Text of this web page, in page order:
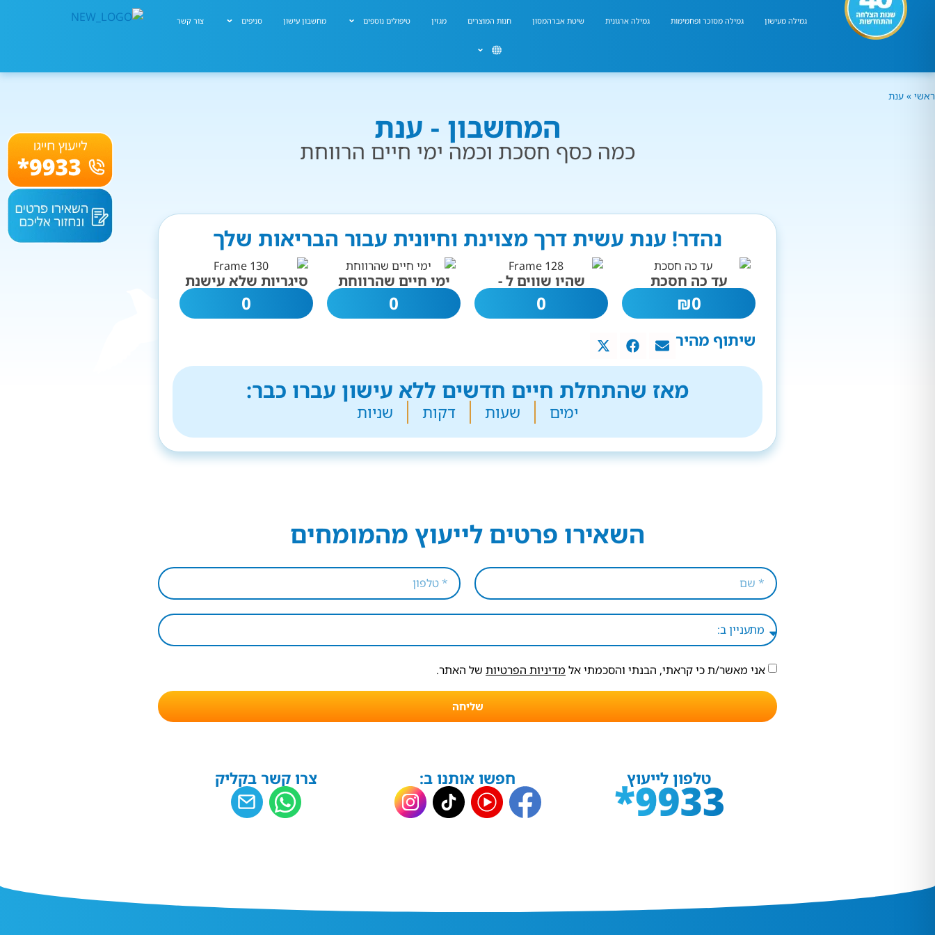
גמילה מעישון גמילה מסוכר ופחמימות גמילה ארגונית שיטת אברהמסון חנות המוצרים מגזין טיפולים נוספים מחשבון עישון סניפים צור קשר
ראשי » ענת
המחשבון - ענת
כמה כסף חסכת וכמה ימי חיים הרווחת
נהדר! ענת עשית דרך מצוינת וחיונית עבור הבריאות שלך
עד כה חסכת
0
₪
שהיו שווים ל -
0
ימי חיים שהרווחת
0
סיגריות שלא עישנת
0
שיתוף מהיר
מאז שהתחלת חיים חדשים ללא עישון עברו כבר:
ימים שעות דקות שניות
השאירו פרטים לייעוץ מהמומחים
אני מאשר/ת כי קראתי, הבנתי והסכמתי אל מדיניות הפרטיות של האתר.
שליחה
טלפון לייעוץ חפשו אותנו ב: צרו קשר בקליק